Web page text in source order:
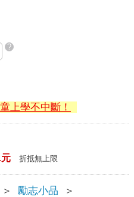
?
上學不中斷！
折抵無上限
＞ 勵志小品
＞